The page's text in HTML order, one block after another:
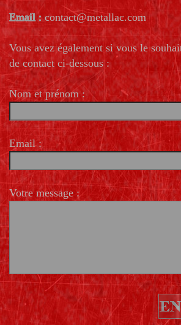
Email : contact@metallac.com
Vous avez également si vous le
de contact ci-dessous :
Nom et prénom :
Email :
Votre message :